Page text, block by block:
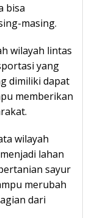
bisa
masing.
wilayah lintas
yang
dimiliki dapat
memberikan
wilayah
lahan
sayur
merubah
dari